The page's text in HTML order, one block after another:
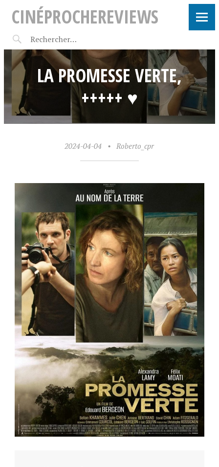
CINÉPROCHEREVIEWS
LA PROMESSE VERTE,
+++++ ♥
2024-04-04 • Roberto_cpr